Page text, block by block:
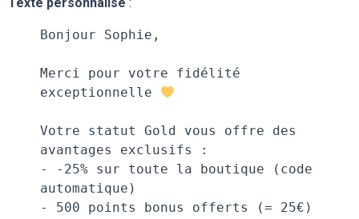
Bonjour Sophie,
Merci pour votre fidélité
exceptionnelle
Votre statut Gold vous offre des
avantages exclusifs :
- -25% sur toute la boutique (code
automatique)
- 500 points bonus offerts (= 25€)